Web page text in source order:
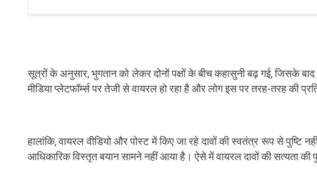
सूत्रों के अनुसार, भुगतान को लेकर दोनों पक्षों के बीच कहासुनी बढ़ गई, जिसके
मीडिया प्लेटफॉर्म्स पर तेजी से वायरल हो रहा है और लोग इस पर तरह-तरह की
हालांकि, वायरल वीडियो और पोस्ट में किए जा रहे दावों की स्वतंत्र रूप से
आधिकारिक विस्तृत बयान सामने नहीं आया है। ऐसे में वायरल दावों की सत्यता की